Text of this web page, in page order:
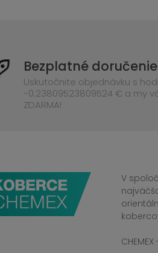
Bezplatné doručenie
Uskutočnite objednávku s
-0.23809523809524 € a my
ZDARMA!
V